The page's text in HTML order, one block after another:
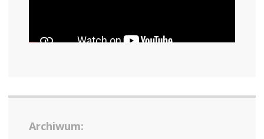
Archiwum: